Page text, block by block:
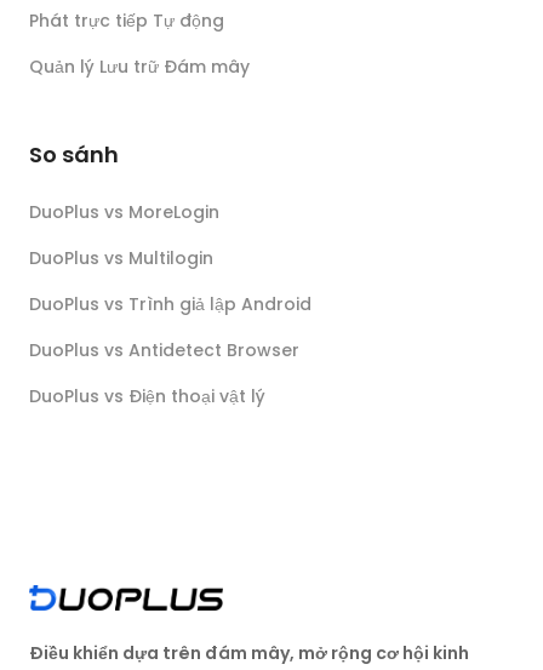
Phát trực tiếp Tự động
Quản lý Lưu trữ Đám mây
So sánh
DuoPlus vs MoreLogin
DuoPlus vs Multilogin
DuoPlus vs Trình giả lập Android
DuoPlus vs Antidetect Browser
DuoPlus vs Điện thoại vật lý
Điều khiển dựa trên đám mây, mở rộng cơ hội kinh